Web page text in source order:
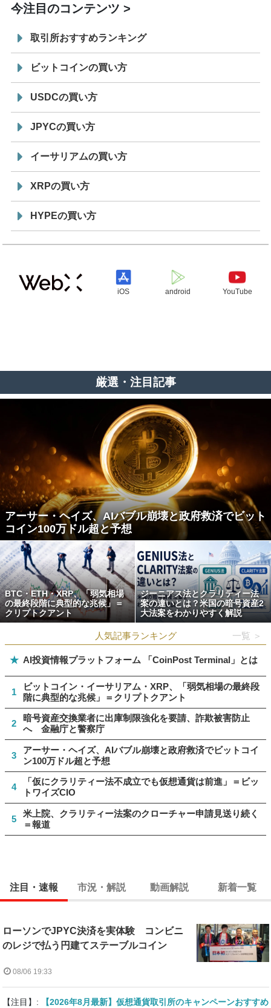
今注目のコンテンツ
取引所おすすめランキング
ビットコインの買い方
USDCの買い方
JPYCの買い方
イーサリアムの買い方
XRPの買い方
HYPEの買い方
iOS android YouTube
厳選・注目記事
アーサー・ヘイズ、AIバブル崩壊と政府救済でビット
コイン100万ドル超と予想
BTC・ETH・XRP、「弱気相場
の最終段階に典型的な兆候」＝
クリプトクアント
ジーニアス法とクラリティー法
案の違いとは？米国の暗号資産2
大法案をわかりやすく解説
人気記事ランキング 一覧 ＞
★ AI投資情報プラットフォーム 「CoinPost Terminal」とは
1
ビットコイン・イーサリアム・XRP、「弱気相場の最終段
階に典型的な兆候」＝クリプトクアント
2
暗号資産交換業者に出庫制限強化を要請、詐欺被害防止
へ 金融庁と警察庁
3
アーサー・ヘイズ、AIバブル崩壊と政府救済でビットコイ
ン100万ドル超と予想
4
「仮にクラリティー法不成立でも仮想通貨は前進」＝ビッ
トワイズCIO
5
米上院、クラリティー法案のクローチャー申請見送り続く
＝報道
注目・速報 市況・解説 動画解説 新着一覧
ローソンでJPYC決済を実体験 コンビニ
のレジで払う円建てステーブルコイン
08/06 19:33
【注目】:
【2026年8月最新】仮想通貨取引所のキャンペーンおすすめ